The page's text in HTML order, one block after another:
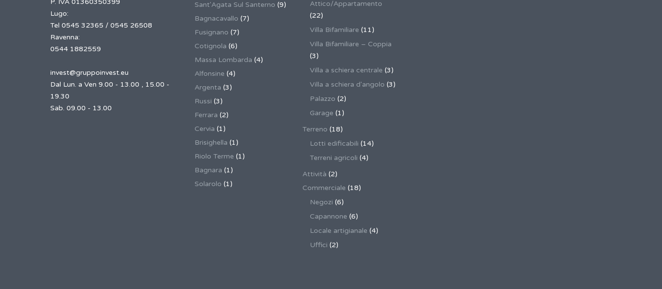
P. IVA 01360350399
Lugo:
Tel 0545 32365 / 0545 26508
Ravenna:
0544 1882559
invest@gruppoinvest.eu
Dal Lun. a Ven 9.00 - 13.00 , 15.00 -
19.30
Sab. 09.00 - 13.00
Sant'Agata Sul Santerno (9)
Bagnacavallo (7)
Fusignano (7)
Cotignola (6)
Massa Lombarda (4)
Alfonsine (4)
Argenta (3)
Russi (3)
Ferrara (2)
Cervia (1)
Brisighella (1)
Riolo Terme (1)
Bagnara (1)
Solarolo (1)
Attico/Appartamento
(22)
Villa Bifamiliare (11)
Villa Bifamiliare – Coppia
(3)
Villa a schiera centrale (3)
Villa a schiera d'angolo (3)
Palazzo (2)
Garage (1)
Terreno (18)
Lotti edificabili (14)
Terreni agricoli (4)
Attività (2)
Commerciale (18)
Negozi (6)
Capannone (6)
Locale artigianale (4)
Uffici (2)